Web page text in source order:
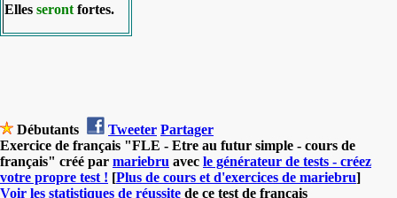
Elles seront fortes.
Débutants Tweeter Partager
Exercice de français "FLE - Etre au futur simple - cours de
français" créé par mariebru avec le générateur de tests - créez
votre propre test ! [Plus de cours et d'exercices de mariebru]
Voir les statistiques de réussite de ce test de français